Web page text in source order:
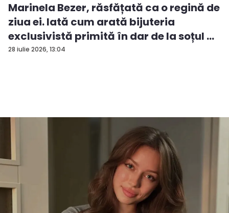
28 iulie 2026, 13:04
Marinela Bezer, răsfățată ca o regină de
ziua ei. Iată cum arată bijuteria
exclusivistă primită în dar de la soțul ...